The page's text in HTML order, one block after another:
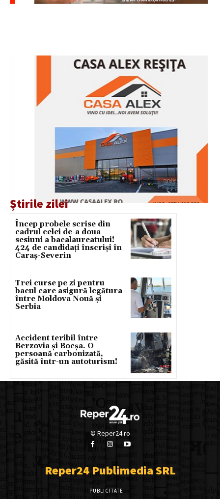
Știrile zilei
Încep probele scrise din
cadrul celei de-a doua
sesiuni a bacalaureatului!
424 de candidați înscriși în
Caraș-Severin
Trei curse pe zi pentru
bacul care asigură legătura
între Moldova Nouă și
Serbia
Accident teribil între
Berzovia și Bocșa. O
persoană carbonizată,
găsită într-un autoturism!
© Reper24.ro
Reper24 Publimedia SRL
PUBLICITATE